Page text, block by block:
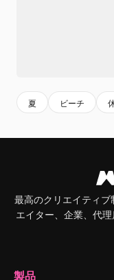
夏 ビーチ
最高のクリエイティ
エイター、企業、代
製品